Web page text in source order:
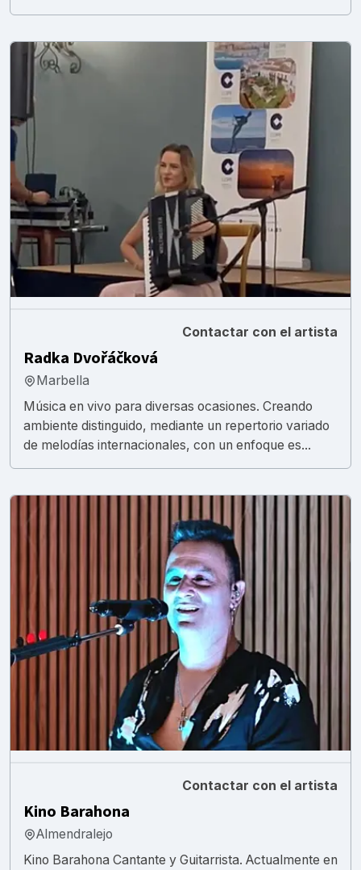
Contactar con el artista
Radka Dvořáčková
Marbella
Música en vivo para diversas ocasiones. Creando
ambiente distinguido, mediante un repertorio variado
de melodías internacionales, con un enfoque es...
Contactar con el artista
Kino Barahona
Almendralejo
Kino Barahona Cantante y Guitarrista. Actualmente en